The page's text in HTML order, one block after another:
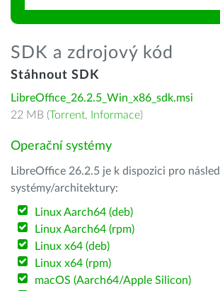
SDK a zdrojový kód
Stáhnout SDK
LibreOffice_26.2.5_Win_x86_sdk.msi
22 MB (Torrent, Informace)
Operační systémy
LibreOffice 26.2.5 je k dispozici pro
systémy/architektury:
Linux Aarch64 (deb)
Linux Aarch64 (rpm)
Linux x64 (deb)
Linux x64 (rpm)
macOS (Aarch64/Apple Silicon)